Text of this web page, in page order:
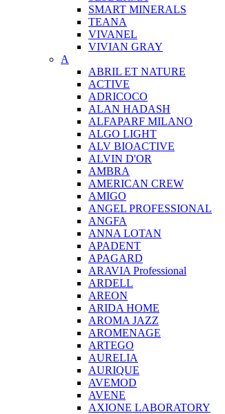
SMART MINERALS
TEANA
VIVANEL
VIVIAN GRAY
A
ABRIL ET NATURE
ACTIVE
ADRICOCO
ALAN HADASH
ALFAPARF MILANO
ALGO LIGHT
ALV BIOACTIVE
ALVIN D'OR
AMBRA
AMERICAN CREW
AMIGO
ANGEL PROFESSIONAL
ANGFA
ANNA LOTAN
APADENT
APAGARD
ARAVIA Professional
ARDELL
AREON
ARIDA HOME
AROMA JAZZ
AROMENAGE
ARTEGO
AURELIA
AURIQUE
AVEMOD
AVENE
AXIONE LABORATORY